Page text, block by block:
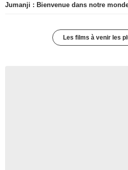
Jumanji : Bienvenue dans notre
Les films à venir les